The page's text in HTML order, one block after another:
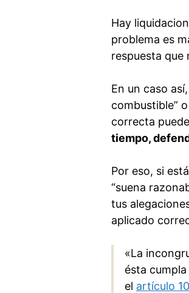
Hay
problema es
respuesta que
En un caso
combustible”
correcta
tiempo,
Por eso, si
“suena
tus
aplicado
«La
ésta
el artículo